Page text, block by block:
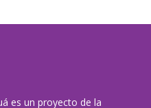
volumen.
es un proyecto de la